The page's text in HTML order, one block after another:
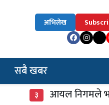
अभिलेख
सबै खबर
आयल निगमले भन्यो, ‘माग